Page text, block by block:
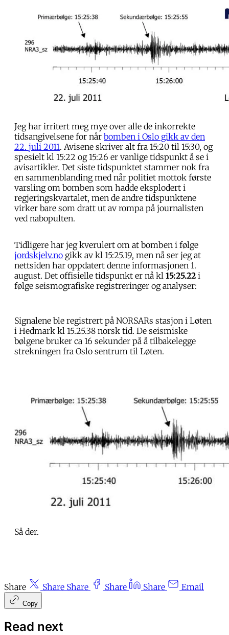
Jeg har irritert meg mye over alle de inkorrekte
tidsangivelsene for når bomben i Oslo gikk av den
22. juli 2011. Avisene skriver alt fra 15:20 til 15:30, og
spesielt kl 15:22 og 15:26 er vanlige tidspunkt å se i
avisartikler. Det siste tidspunktet stammer nok fra
en sammenblanding med når politiet mottok første
varsling om bomben som hadde eksplodert i
regjeringskvartalet, men de andre tidspunktene
virker bare som dratt ut av rompa på journalisten
ved nabopulten.
Tidligere har jeg kverulert om at bomben i følge
jordskjelv.no gikk av kl 15:25.19, men nå ser jeg at
nettsiden har oppdatert denne informasjonen 1.
august. Det offisielle tidspunkt er nå kl 15:25.22 i
følge seismografiske registreringer og analyser:
Signalene ble registrert på NORSARs stasjon i Løten
i Hedmark kl 15.25.38 norsk tid. De seismiske
bølgene bruker ca 16 sekunder på å tilbakelegge
strekningen fra Oslo sentrum til Løten.
Så der.
Share Share Share Share Share Email
Copy
Read next